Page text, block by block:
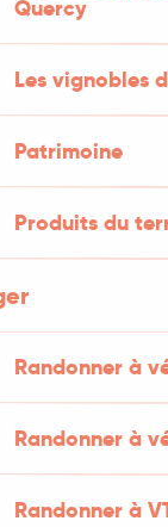
Quercy
Les vignobles
Patrimoine
Produits du
Randonner à
Randonner à
Randonner à